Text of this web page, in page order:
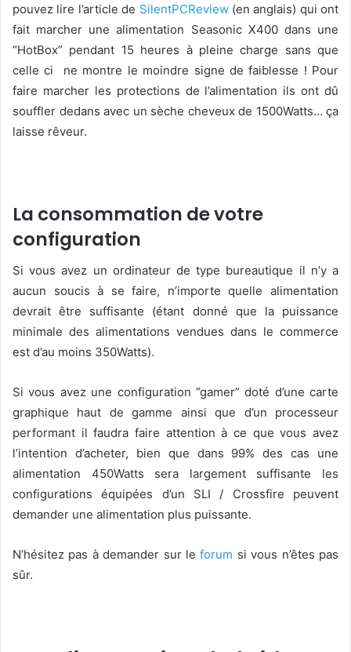
pouvez lire l’article de SilentPCReview(en anglais) qui ont
fait marcher une alimentation Seasonic X400 dans une
“HotBox” pendant 15 heures à pleine charge sans que
celle ci ne montre le moindre signe de faiblesse ! Pour
faire marcher les protections de l’alimentation ils ont dû
souffler dedans avec un sèche cheveux de 1500Watts… ça
laisse rêveur.
La consommation de votre
configuration
Si vous avez un ordinateur de type bureautique il n’y a
aucun soucis à se faire, n’importe quelle alimentation
devrait être suffisante (étant donné que la puissance
minimale des alimentations vendues dans le commerce
est d’au moins 350Watts).
Si vous avez une configuration ”gamer” doté d’une carte
graphique haut de gamme ainsi que d’un processeur
performant il faudra faire attention à ce que vous avez
l’intention d’acheter, bien que dans 99% des cas une
alimentation 450Watts sera largement suffisante les
configurations équipées d’un SLI / Crossfire peuvent
demander une alimentation plus puissante.
N’hésitez pas à demander sur leforum si vous n’êtes pas
sûr.